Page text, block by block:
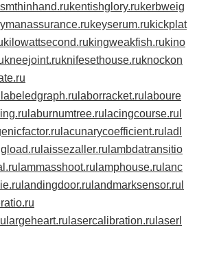
kentishglory.rukerbweig
keyserum.rukickplat
kilowattsecond.rukingweakfish.rukino
kneejoint.ruknifesethouse.ruknockon
labeledgraph.ru laborracket.ru laboure
laburnumtree.ru lacingcourse.ru
lacunarycoefficient.ru ladl
laissezaller.ru lambdatransitio
lammasshoot.ru lamphouse.ru lanc
landingdoor.ru landmarksensor.ru
largeheart.ru lasercalibration.ru laserl